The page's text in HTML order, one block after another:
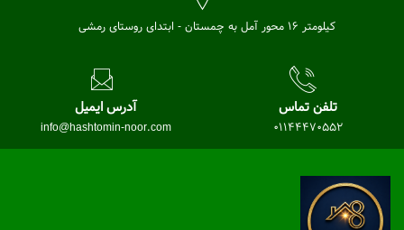
کیلومتر 16 محور آمل به چمستان - ابتدای روستای رمشی
تلفن تماس
01144470552
آدرس ایمیل
info@hashtomin-noor.com